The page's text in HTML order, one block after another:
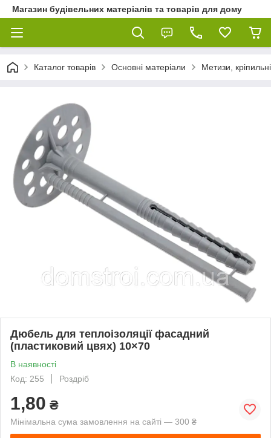
Магазин будівельних матеріалів та товарів для дому
Каталог товарів Основні матеріали Метизи,
Дюбель для теплоізоляції фасадний
(пластиковий цвях) 10×70
В наявності
Код: 255
Роздріб
1,80 ₴
Мінімальна сума замовлення на сайті — 300 ₴